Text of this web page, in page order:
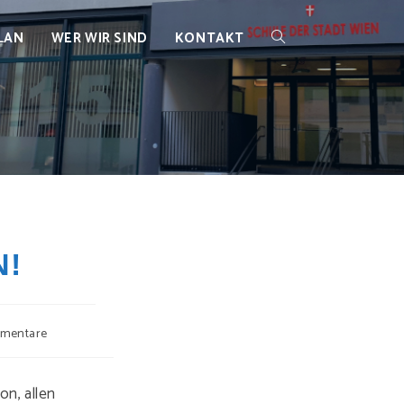
WER WIR SIND KONTAKT WEBSITE-
allen